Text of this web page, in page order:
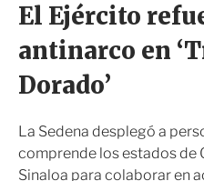
El Ejército
antinarco en
Dorado’
La Sedena desplegó a
comprende los estados de
Sinaloa para colaborar en